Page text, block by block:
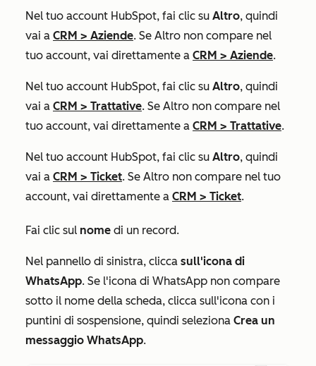
Nel tuo account HubSpot, fai clic su Altro, quindi
vai a CRM > Aziende. Se Altro non compare nel
tuo account, vai direttamente a CRM > Aziende.
Nel tuo account HubSpot, fai clic su Altro, quindi
vai a CRM > Trattative. Se Altro non compare nel
tuo account, vai direttamente a CRM > Trattative.
Nel tuo account HubSpot, fai clic su Altro, quindi
vai a CRM > Ticket. Se Altro non compare nel tuo
account, vai direttamente a CRM > Ticket.
Fai clic sul nome di un record.
Nel pannello di sinistra, clicca sull'icona di
WhatsApp. Se l'icona di WhatsApp non compare
sotto il nome della scheda, clicca sull'icona con i
puntini di sospensione, quindi seleziona Crea un
messaggio WhatsApp.